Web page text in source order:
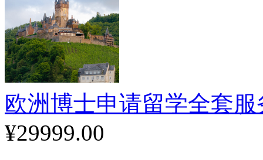
欧洲博士申请留学全套服
¥29999.00